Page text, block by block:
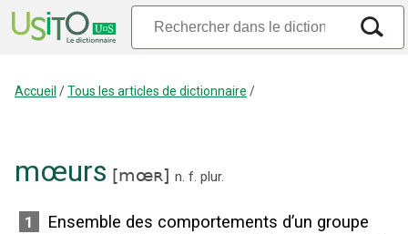
Accueil /Tous les articles de dictionnaire /
mœurs [mœʀ] n. f. plur.
1
Ensemble des comportements d’un groupe